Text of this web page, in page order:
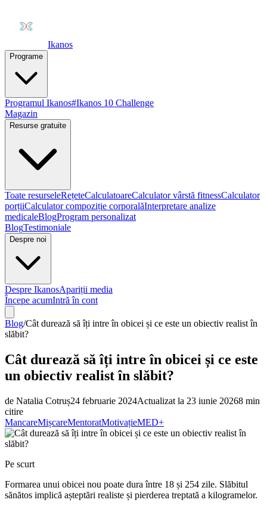
Ikanos
Programe
Programul Ikanos#Ikanos 10 Challenge
Magazin
Resurse gratuite
Toate resurseleRețeteCalculatoareCalculator vârstă fitnessCalculator
porțiiCalculator compoziție corporalăInterpretare analize
medicaleBlogProgram personalizat
BlogTestimoniale
Despre noi
Despre IkanosApariții media
Începe acumIntră în cont
Blog/Cât durează să îți intre în obicei și ce este un obiectiv realist în
slăbit?
Cât durează să îți intre în obicei și ce este
un obiectiv realist în slăbit?
de Natalia Cotruș24 februarie 2024Actualizat la 23 iunie 20268 min
citire
MancareMișcareMentoratMotivațieMED+
Pe scurt
Formarea unui obicei nou poate dura între 18 și 254 zile. Slăbitul
sănătos implică așteptări realiste și pierderea treptată a kilogramelor.